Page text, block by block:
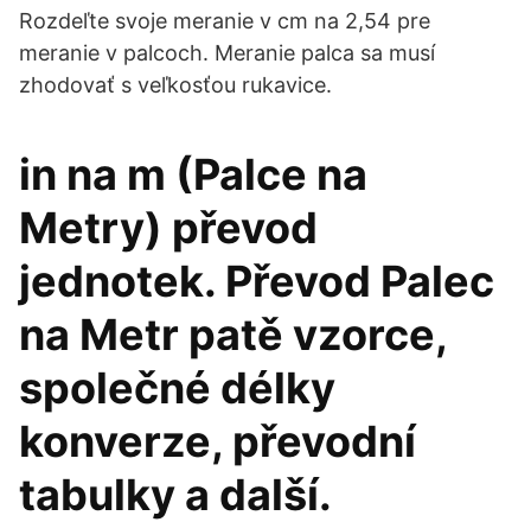
Rozdeľte svoje meranie v cm na 2,54 pre
meranie v palcoch. Meranie palca sa musí
zhodovať s veľkosťou rukavice.
in na m (Palce na
Metry) převod
jednotek. Převod Palec
na Metr patě vzorce,
společné délky
konverze, převodní
tabulky a další.